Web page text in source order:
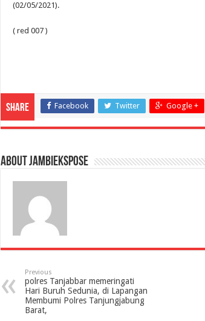
(02/05/2021).
( red 007 )
Share Facebook Twitter Google +
About jambiekspose
Previous
polres Tanjabbar memeringati
Hari Buruh Sedunia, di Lapangan
Membumi Polres Tanjungjabung
Barat,